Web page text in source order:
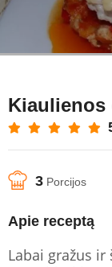
Kiaulienos
3 Porcijos
Apie receptą
Labai gražus